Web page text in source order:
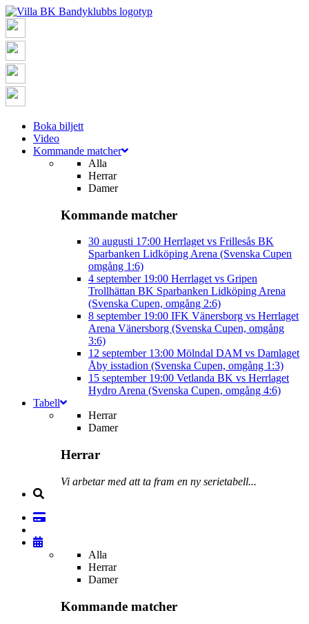
Boka biljett
Video
Kommande matcher
Alla
Herrar
Damer
Kommande matcher
30 augusti 17:00 Herrlaget vs Frillesås BK
Sparbanken Lidköping Arena (Svenska Cupen
omgång 1:6)
4 september 19:00 Herrlaget vs Gripen
Trollhättan BK Sparbanken Lidköping Arena
(Svenska Cupen, omgång 2:6)
8 september 19:00 IFK Vänersborg vs Herrlaget
Arena Vänersborg (Svenska Cupen, omgång
3:6)
12 september 13:00 Mölndal DAM vs Damlaget
Åby isstadion (Svenska Cupen, omgång 1:3)
15 september 19:00 Vetlanda BK vs Herrlaget
Hydro Arena (Svenska Cupen, omgång 4:6)
Tabell
Herrar
Damer
Herrar
Vi arbetar med att ta fram en ny serietabell...
Alla
Herrar
Damer
Kommande matcher